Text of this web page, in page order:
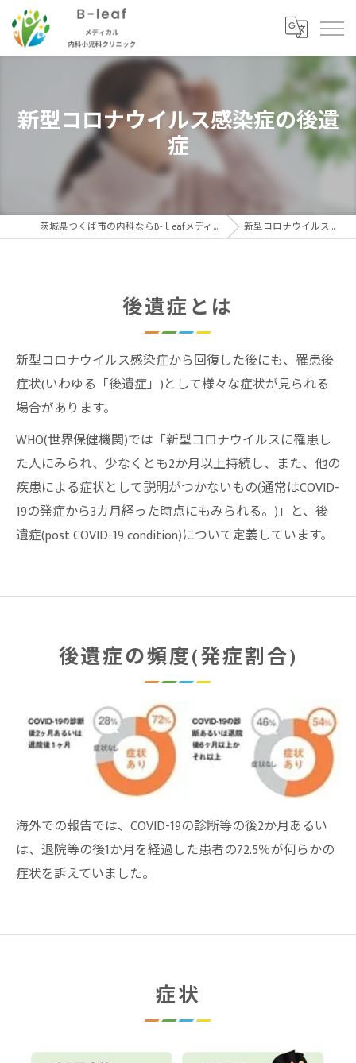
新型コロナウイルス感染症の後遺
症
茨城県つくば市の内科ならB-ｌeafメディカル内科小児科クリニック 新型コロナウイルス感染症の後遺症
後遺症とは
新型コロナウイルス感染症から回復した後にも、罹患後
症状(いわゆる「後遺症」)として様々な症状が見られる
場合があります。
WHO(世界保健機関)では「新型コロナウイルスに罹患し
た人にみられ、少なくとも2か月以上持続し、また、他の
疾患による症状として説明がつかないもの(通常はCOVID-
19の発症から3カ月経った時点にもみられる。)」と、後
遺症(post COVID-19 condition)について定義しています。
後遺症の頻度(発症割合)
海外での報告では、COVID-19の診断等の後2か月あるい
は、退院等の後1か月を経過した患者の72.5％が何らかの
症状を訴えていました。
症状